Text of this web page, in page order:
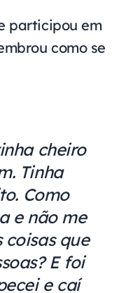
participou em
como se
cheiro
Tinha
Como
e não me
coisas que
E foi
e caí